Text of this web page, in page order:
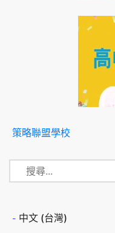
策略聯盟學校
中文 (台灣)